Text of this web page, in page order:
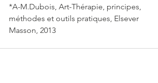
*A-M.Dubois, Art-Thérapie, principes,
méthodes et outils pratiques, Elsever
Masson, 2013